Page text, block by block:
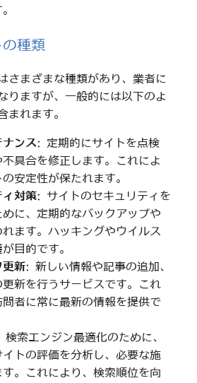
種類
さまざまな種類があり、業者に
りますが、一般的には以下のよ
まれます。
ンス: 定期的にサイトを点検
不具合を修正します。これによ
安定性が保たれます。
ィ対策: サイトのセキュリティを
に、定期的なバックアップや
れます。ハッキングやウイルス
目的です。
更新: 新しい情報や記事の追加、
更新を行うサービスです。これ
問者に常に最新の情報を提供で
検索エンジン最適化のために、
イトの評価を分析し、必要な施
。これにより、検索順位を向